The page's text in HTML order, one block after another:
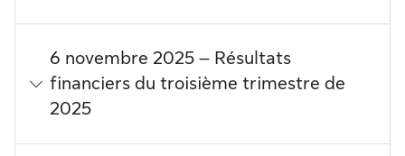
6 novembre 2025 – Résultats
financiers du troisième trimestre de
2025